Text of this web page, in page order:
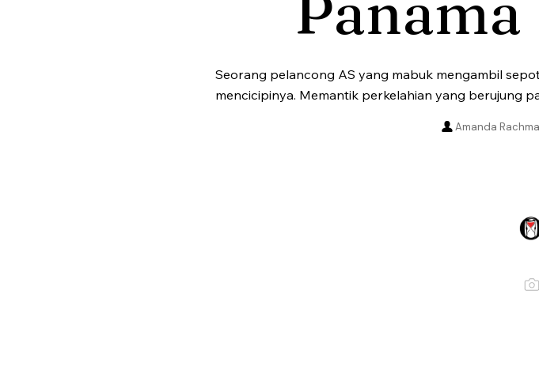
Seorang pelancong AS yang mabuk mengambil
mencicipinya. Memantik perkelahian yang berujung
Amanda